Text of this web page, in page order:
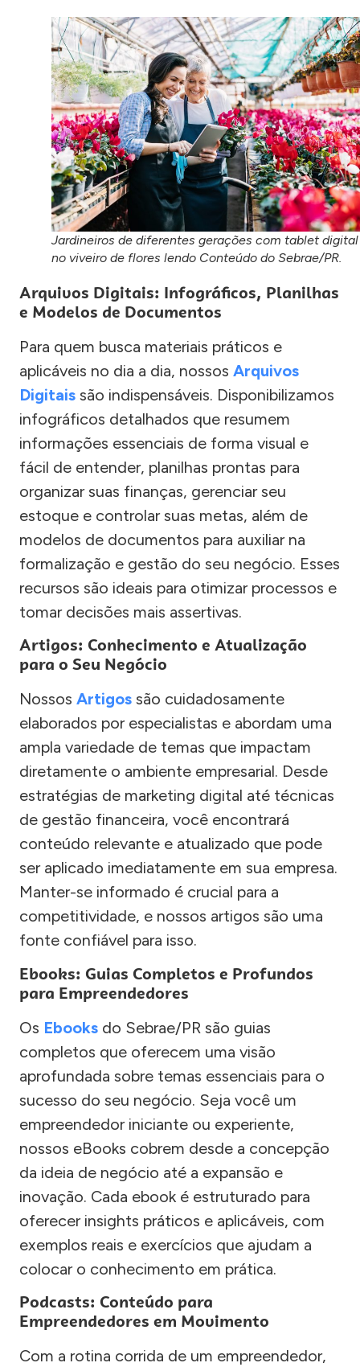
Jardineiros de diferentes gerações com tablet digital
no viveiro de flores lendo Conteúdo do Sebrae/PR.
Arquivos Digitais: Infográficos, Planilhas
e Modelos de Documentos
Para quem busca materiais práticos e
aplicáveis no dia a dia, nossos Arquivos
Digitais são indispensáveis. Disponibilizamos
infográficos detalhados que resumem
informações essenciais de forma visual e
fácil de entender, planilhas prontas para
organizar suas finanças, gerenciar seu
estoque e controlar suas metas, além de
modelos de documentos para auxiliar na
formalização e gestão do seu negócio. Esses
recursos são ideais para otimizar processos e
tomar decisões mais assertivas.
Artigos: Conhecimento e Atualização
para o Seu Negócio
Nossos Artigos são cuidadosamente
elaborados por especialistas e abordam uma
ampla variedade de temas que impactam
diretamente o ambiente empresarial. Desde
estratégias de marketing digital até técnicas
de gestão financeira, você encontrará
conteúdo relevante e atualizado que pode
ser aplicado imediatamente em sua empresa.
Manter-se informado é crucial para a
competitividade, e nossos artigos são uma
fonte confiável para isso.
Ebooks: Guias Completos e Profundos
para Empreendedores
Os Ebooks do Sebrae/PR são guias
completos que oferecem uma visão
aprofundada sobre temas essenciais para o
sucesso do seu negócio. Seja você um
empreendedor iniciante ou experiente,
nossos eBooks cobrem desde a concepção
da ideia de negócio até a expansão e
inovação. Cada ebook é estruturado para
oferecer insights práticos e aplicáveis, com
exemplos reais e exercícios que ajudam a
colocar o conhecimento em prática.
Podcasts: Conteúdo para
Empreendedores em Movimento
Com a rotina corrida de um empreendedor,